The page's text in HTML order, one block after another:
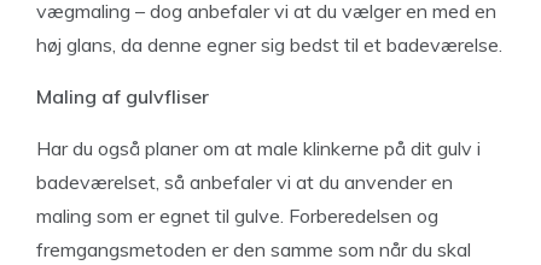
vægmaling – dog anbefaler vi at du vælger en med en
høj glans, da denne egner sig bedst til et badeværelse.
Maling af gulvfliser
Har du også planer om at male klinkerne på dit gulv i
badeværelset, så anbefaler vi at du anvender en
maling som er egnet til gulve. Forberedelsen og
fremgangsmetoden er den samme som når du skal